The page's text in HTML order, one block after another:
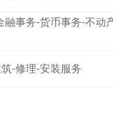
融事务-货币事务-不动
-修理-安装服务